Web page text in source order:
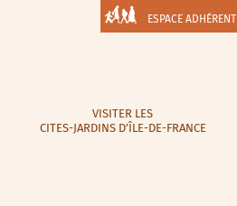
ESPACE ADHÉRENT
VISITER LES
CITES-JARDINS D’ÎLE-DE-FRANCE